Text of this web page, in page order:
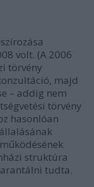
volt. (A 2006
törvény
majd
– addig nem
törvény
hasonlóan
struktúra
tudta.